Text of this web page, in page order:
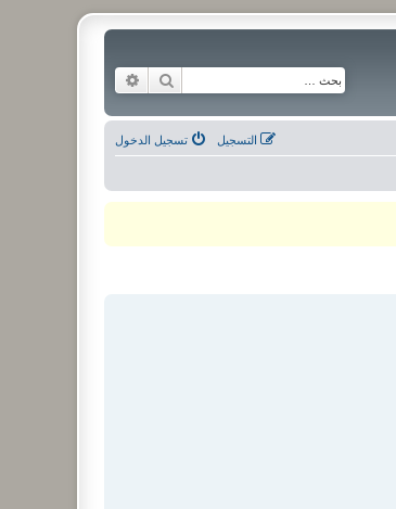
بحث
تسجيل الدخول التسجيل